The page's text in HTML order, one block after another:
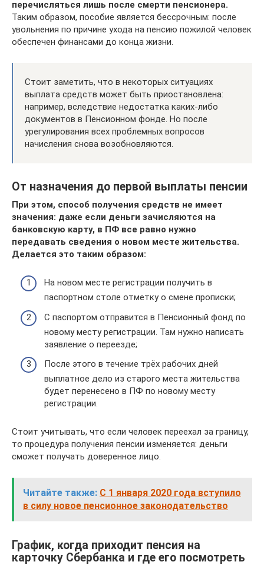
перечисляться лишь после смерти пенсионера.
Таким образом, пособие является бессрочным: после
увольнения по причине ухода на пенсию пожилой человек
обеспечен финансами до конца жизни.
Стоит заметить, что в некоторых ситуациях
выплата средств может быть приостановлена:
например, вследствие недостатка каких-либо
документов в Пенсионном фонде. Но после
урегулирования всех проблемных вопросов
начисления снова возобновляются.
От назначения до первой выплаты пенсии
При этом, способ получения средств не имеет
значения: даже если деньги зачисляются на
банковскую карту, в ПФ все равно нужно
передавать сведения о новом месте жительства.
Делается это таким образом:
На новом месте регистрации получить в
паспортном столе отметку о смене прописки;
С паспортом отправится в Пенсионный фонд по
новому месту регистрации. Там нужно написать
заявление о переезде;
После этого в течение трёх рабочих дней
выплатное дело из старого места жительства
будет перенесено в ПФ по новому месту
регистрации.
Стоит учитывать, что если человек переехал за границу,
то процедура получения пенсии изменяется: деньги
сможет получать доверенное лицо.
Читайте также: С 1 января 2020 года вступило
в силу новое пенсионное законодательство
График, когда приходит пенсия на
карточку Сбербанка и где его посмотреть